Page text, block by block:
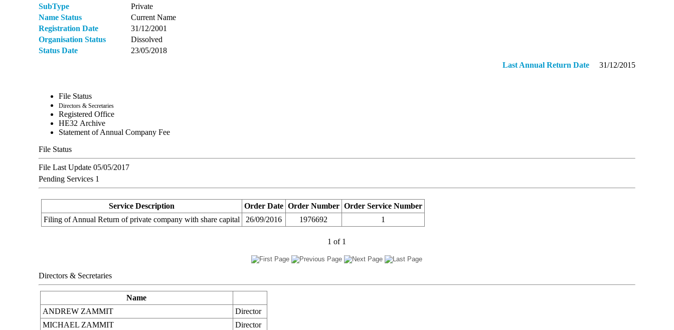
SubType
Private
Name Status
Current Name
Registration Date
31/12/2001
Organisation Status
Dissolved
Status Date
23/05/2018
Last Annual Return Date 31/12/2015
File Status
Directors & Secretaries
Registered Office
ΗΕ32 Archive
Statement of Annual Company Fee
File Status
File Last Update 05/05/2017
Pending Services 1
Service Description Order Date Order Number Order Service Number
Filing of Annual Return of private company with share capital
26/09/2016 1976692 1
1 of 1
Directors & Secretaries
Name
ANDREW ZAMMIT
Director
MICHAEL ZAMMIT
Director